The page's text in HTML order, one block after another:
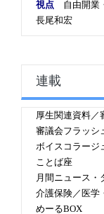
視点 自由開業
長尾和宏
連載
厚生関連資料／
審議会フラッシ
ボイスコラージ
ことば座
月間ニュース・
介護保険／医学
めーるBOX